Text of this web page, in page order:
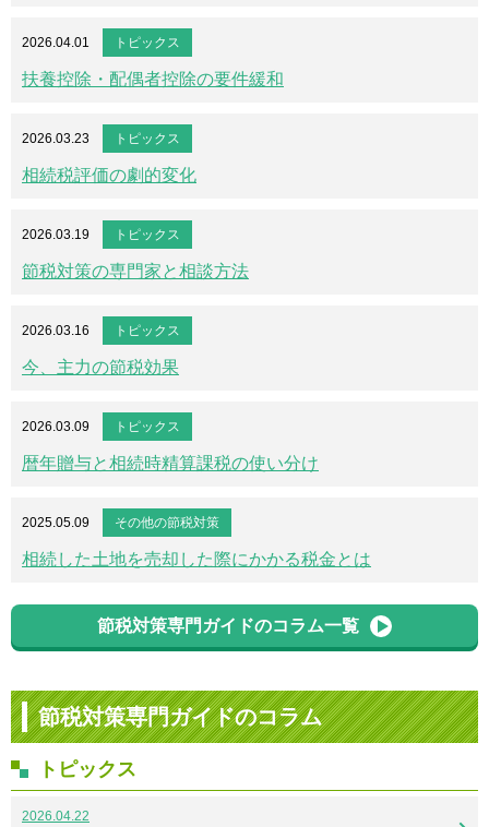
2026.04.01 トピックス
扶養控除・配偶者控除の要件緩和
2026.03.23 トピックス
相続税評価の劇的変化
2026.03.19 トピックス
節税対策の専門家と相談方法
2026.03.16 トピックス
今、主力の節税効果
2026.03.09 トピックス
暦年贈与と相続時精算課税の使い分け
2025.05.09 その他の節税対策
相続した土地を売却した際にかかる税金とは
節税対策専門ガイドのコラム一覧
節税対策専門ガイドのコラム
トピックス
2026.04.22